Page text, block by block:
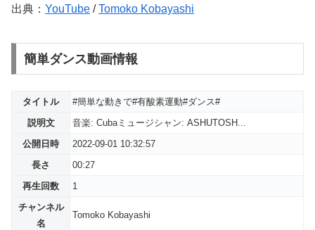
出典： YouTube /Tomoko Kobayashi
簡単ダンス動画情報
タイトル
#簡単な動きで#有酸素運動#ダンス#
説明文
音楽: Cubaミュージシャン: ASHUTOSH...
公開日時
2022-09-01 10:32:57
長さ
00:27
再生回数
1
チャンネル
名
Tomoko Kobayashi